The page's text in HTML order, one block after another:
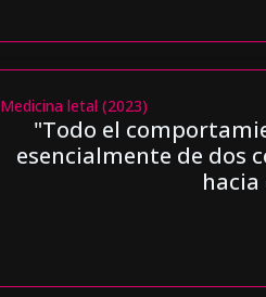
Medicina letal (2023)
"Todo el
esencialmente de dos
hacia